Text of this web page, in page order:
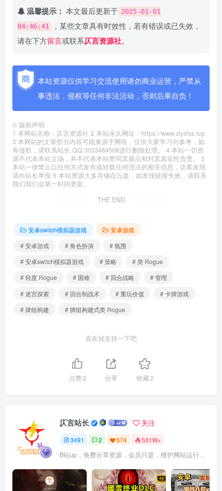
温馨提示： 本文最后更新于 2025-01-01
04:46:41
，某些文章具有时效性，若有错误或已失效，
请在下方留言或联系仄言资源社。
本站资源仅供学习交流使用请勿商业运营，严禁从
事违法，侵权等任何非法活动，否则后果自负！
© 版权声明
1 本网站名称：仄言资源社 2 本站永久网址：https://www.ziyxfxs.top
3 本网站的文章部分内容可能来源于网络，仅供大家学习与参考，如
有侵权，请联系站长 QQ:3033484508进行删除处理。 4 本站一切资
源不代表本站立场，并不代表本站赞同其观点和对其真实性负责。 5
本站一律禁止以任何方式发布或转载任何违法的相关信息，访客发现
请向站长举报 6 本站资源大多存储在云盘，如发现链接失效，请联系
我们我们会第一时间更新。
THE END
安卓switch模拟器游戏
安卓游戏
# 安卓游戏
# 角色扮演
# 氛围
# 安卓switch模拟器游戏
# 策略
# 类 Rogue
# 轻度 Rogue
# 困难 # 回合战略
# 管理
# 迷宫探索
# 回合制战术 # 重玩价值
# 卡牌游戏
# 牌组构建
# 牌组构建式类 Rogue
喜欢就支持一下吧
点赞2 分享 收藏2
仄言站长 关注
3491 2 574 531W+
B站up，免费分享资源，会员只是，维护网站运行，会员权利为可以支持本地下载，更多内容，敬请期待！